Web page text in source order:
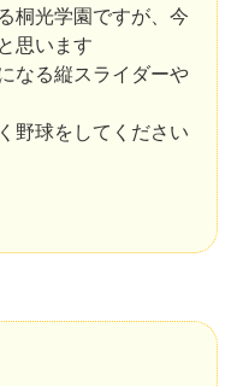
桐光学園ですが、今
思います
なる縦スライダーや
野球をしてください